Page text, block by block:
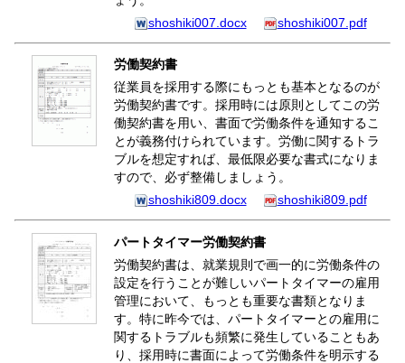
shoshiki007.docx
shoshiki007.pdf
労働契約書
従業員を採用する際にもっとも基本となるのが
労働契約書です。採用時には原則としてこの労
働契約書を用い、書面で労働条件を通知するこ
とが義務付けられています。労働に関するトラ
ブルを想定すれば、最低限必要な書式になりま
すので、必ず整備しましょう。
shoshiki809.docx
shoshiki809.pdf
パートタイマー労働契約書
労働契約書は、就業規則で画一的に労働条件の
設定を行うことが難しいパートタイマーの雇用
管理において、もっとも重要な書類となりま
す。特に昨今では、パートタイマーとの雇用に
関するトラブルも頻繁に発生していることもあ
り、採用時に書面によって労働条件を明示する